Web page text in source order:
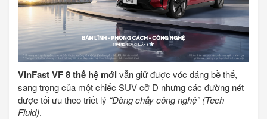
VinFast VF 8 thế hệ mớivẫn giữ được vóc dáng bề thế,
sang trọng của một chiếc SUV cỡ D nhưng các đường nét
được tối ưu theo triết lý “Dòng chảy công nghệ” (Tech
Fluid).